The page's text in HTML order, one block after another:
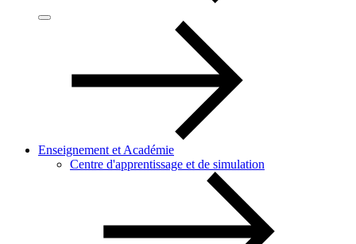
Enseignement et Académie
Centre d'apprentissage et de simulation